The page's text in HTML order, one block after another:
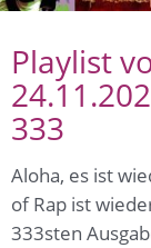
Playlist
333
Aloha, es ist
of Rap ist
333sten